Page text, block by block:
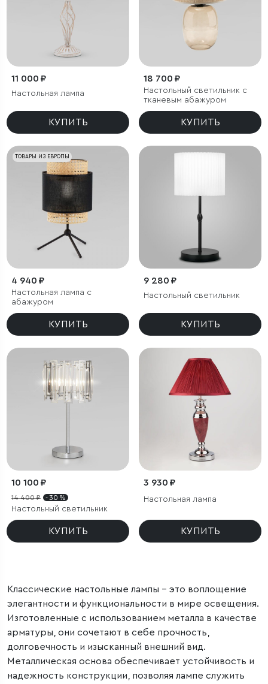
11 000 ₽
Настольная лампа
КУПИТЬ
18 700 ₽
Настольный светильник с
тканевым абажуром
КУПИТЬ
ТОВАРЫ ИЗ ЕВРОПЫ
4 940 ₽
Настольная лампа с
абажуром
КУПИТЬ
9 280 ₽
Настольный светильник
КУПИТЬ
10 100 ₽
14 400 ₽ - 30 %
Настольный светильник
КУПИТЬ
3 930 ₽
Настольная лампа
КУПИТЬ
Классические настольные лампы – это воплощение
элегантности и функциональности в мире освещения.
Изготовленные с использованием металла в качестве
арматуры, они сочетают в себе прочность,
долговечность и изысканный внешний вид.
Металлическая основа обеспечивает устойчивость и
надежность конструкции, позволяя лампе служить